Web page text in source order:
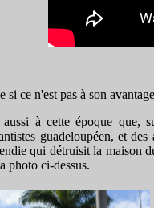
si ce n'est pas à son
aussi à cette époque que,
guadeloupéen, et
qui détruisit la maison
photo ci-dessus.